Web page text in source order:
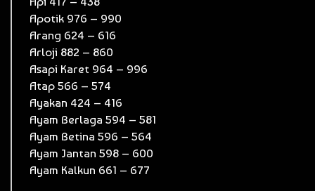
Apotik 976 – 990
Arang 624 – 616
Arloji 882 – 860
Asapi Karet 964 – 996
Atap 566 – 574
Ayakan 424 – 416
Ayam Berlaga 594 – 581
Ayam Betina 596 – 564
Ayam Jantan 598 – 600
Ayam Kalkun 661 – 677